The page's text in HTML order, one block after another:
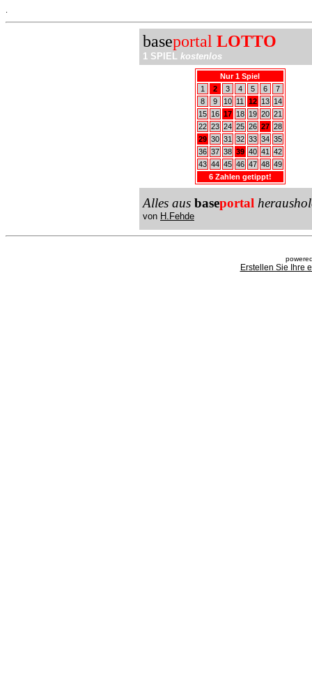
baseportal LOTTO
1 SPIEL kostenlos
Nur 1 Spiel
1
2 3 4 5 6
7
8
9 10 11 12 13
14
15
16 17 18 19 20 21
22 23 24 25 26 27 28
29 30 31 32 33 34 35
36 37 38 39 40 41
42
43 44 45 46 47 48 49
6 Zahlen getippt!
Alles aus baseportal
von H.Fehde
Erstellen Sie Ihre